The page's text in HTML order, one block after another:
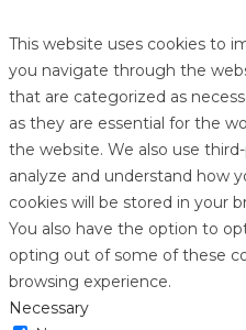
This website uses cookies to
you navigate through the
that are categorized as
as they are essential for the
the website. We also use
analyze and understand how
cookies will be stored in your
You also have the option to
opting out of some of these
browsing experience.
Necessary